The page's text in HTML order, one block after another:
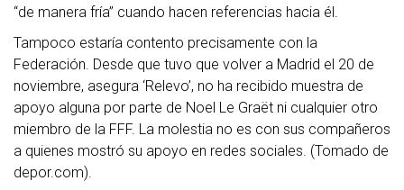
“de manera fría” cuando hacen referencias hacia él.
Tampoco estaría contento precisamente con la
Federación. Desde que tuvo que volver a Madrid el 20 de
noviembre, asegura ‘Relevo’, no ha recibido muestra de
apoyo alguna por parte de Noel Le Graët ni cualquier otro
miembro de la FFF. La molestia no es con sus compañeros
a quienes mostró su apoyo en redes sociales. (Tomado de
depor.com).